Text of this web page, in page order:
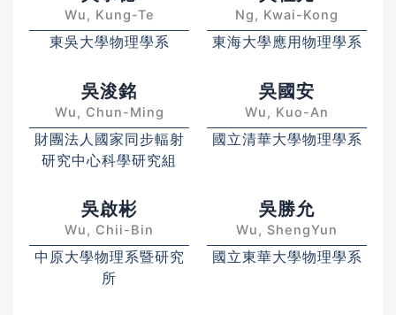
Wu, Kung-Te
東吳大學物理學系
Ng, Kwai-Kong
東海大學應用物理學系
吳浚銘
Wu, Chun-Ming
財團法人國家同步輻射
研究中心科學研究組
吳國安
Wu, Kuo-An
國立清華大學物理學系
吳啟彬
Wu, Chii-Bin
中原大學物理系暨研究
所
吳勝允
Wu, ShengYun
國立東華大學物理學系